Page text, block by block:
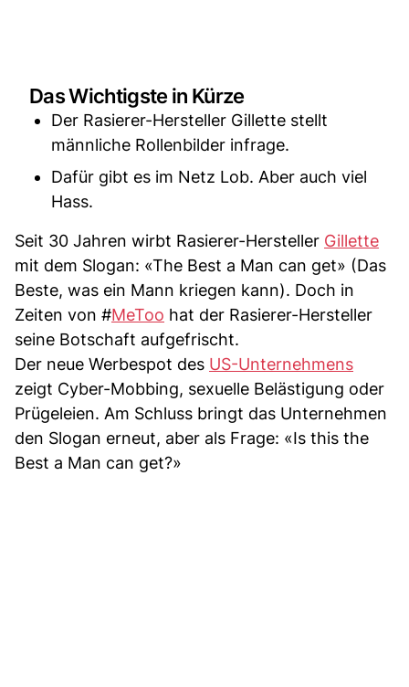
Das Wichtigste in Kürze
Der Rasierer-Hersteller Gillette stellt
männliche Rollenbilder infrage.
Dafür gibt es im Netz Lob. Aber auch viel
Hass.
Seit 30 Jahren wirbt Rasierer-Hersteller Gillette
mit dem Slogan: «The Best a Man can get» (Das
Beste, was ein Mann kriegen kann). Doch in
Zeiten von #MeToo hat der Rasierer-Hersteller
seine Botschaft aufgefrischt.
Der neue Werbespot des US-Unternehmens
zeigt Cyber-Mobbing, sexuelle Belästigung oder
Prügeleien. Am Schluss bringt das Unternehmen
den Slogan erneut, aber als Frage: «Is this the
Best a Man can get?»